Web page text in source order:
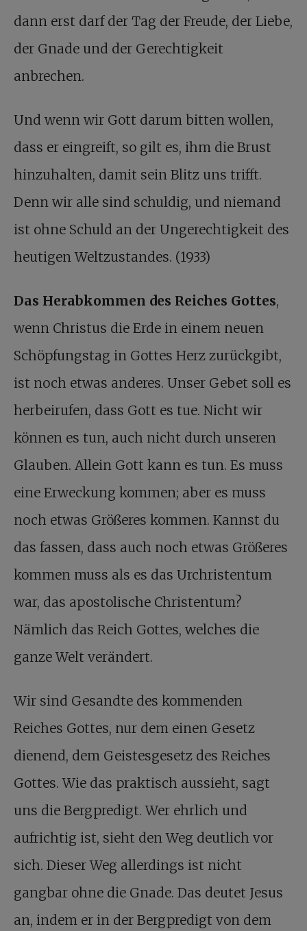
dann erst darf der Tag der Freude, der Liebe,
der Gnade und der Gerechtigkeit
anbrechen.
Und wenn wir Gott darum bitten wollen,
dass er eingreift, so gilt es, ihm die Brust
hinzuhalten, damit sein Blitz uns trifft.
Denn wir alle sind schuldig, und niemand
ist ohne Schuld an der Ungerechtigkeit des
heutigen Weltzustandes. (1933)
Das Herabkommen des Reiches Gottes,
wenn Christus die Erde in einem neuen
Schöpfungstag in Gottes Herz zurückgibt,
ist noch etwas anderes. Unser Gebet soll es
herbeirufen, dass Gott es tue. Nicht wir
können es tun, auch nicht durch unseren
Glauben. Allein Gott kann es tun. Es muss
eine Erweckung kommen; aber es muss
noch etwas Größeres kommen. Kannst du
das fassen, dass auch noch etwas Größeres
kommen muss als es das Urchristentum
war, das apostolische Christentum?
Nämlich das Reich Gottes, welches die
ganze Welt verändert.
Wir sind Gesandte des kommenden
Reiches Gottes, nur dem einen Gesetz
dienend, dem Geistesgesetz des Reiches
Gottes. Wie das praktisch aussieht, sagt
uns die Bergpredigt. Wer ehrlich und
aufrichtig ist, sieht den Weg deutlich vor
sich. Dieser Weg allerdings ist nicht
gangbar ohne die Gnade. Das deutet Jesus
an, indem er in der Bergpredigt von dem